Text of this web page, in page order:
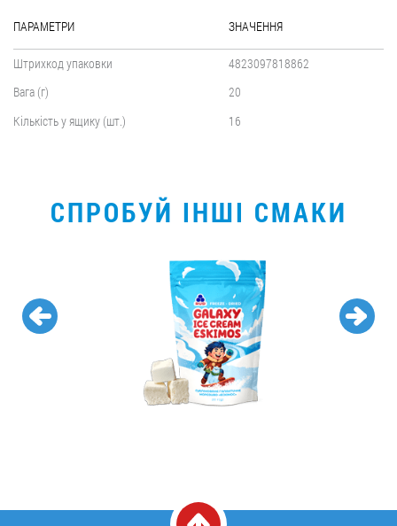
ПАРАМЕТРИ ЗНАЧЕННЯ
Штрихкод упаковки
4823097818862
Вага (г)
20
Кількість у ящику (шт.)
16
СПРОБУЙ ІНШІ СМАКИ